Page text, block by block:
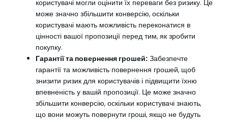
користувачі могли оцінити їх переваги без ризику. Це
може значно збільшити конверсію, оскільки
користувачі мають можливість переконатися в
цінності вашої пропозиції перед тим, як зробити
покупку.
Гарантії та повернення грошей: Забезпечте
гарантії та можливість повернення грошей, щоб
знизити ризик для користувачів і підвищити їхню
впевненість у вашій пропозиції. Це може значно
збільшити конверсію, оскільки користувачі знають,
що вони можуть повернути гроші, якщо не будуть